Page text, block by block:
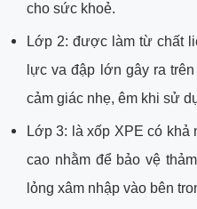
cho sức khoẻ.
Lớp 2: được làm từ chất
lực va đập lớn gây ra
cảm giác nhẹ, êm khi sử
Lớp 3: là xốp XPE có
cao nhằm để bảo vệ
lỏng xâm nhập vào bên